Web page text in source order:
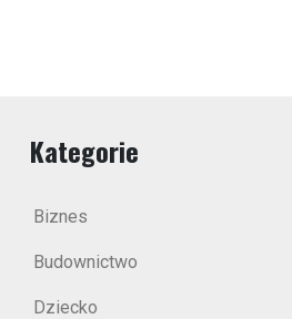
Kategorie
Biznes
Budownictwo
Dziecko